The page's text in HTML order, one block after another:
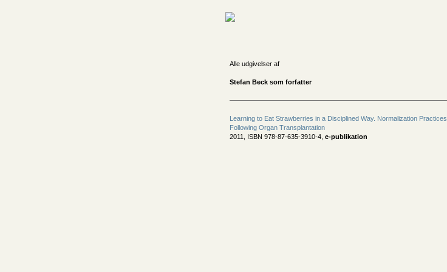
Alle udgivelser af
Stefan Beck som forfatter
Learning to Eat Strawberries in a Disciplined Way. Normalization Practices
Following Organ Transplantation
2011, ISBN 978-87-635-3910-4, e-publikation